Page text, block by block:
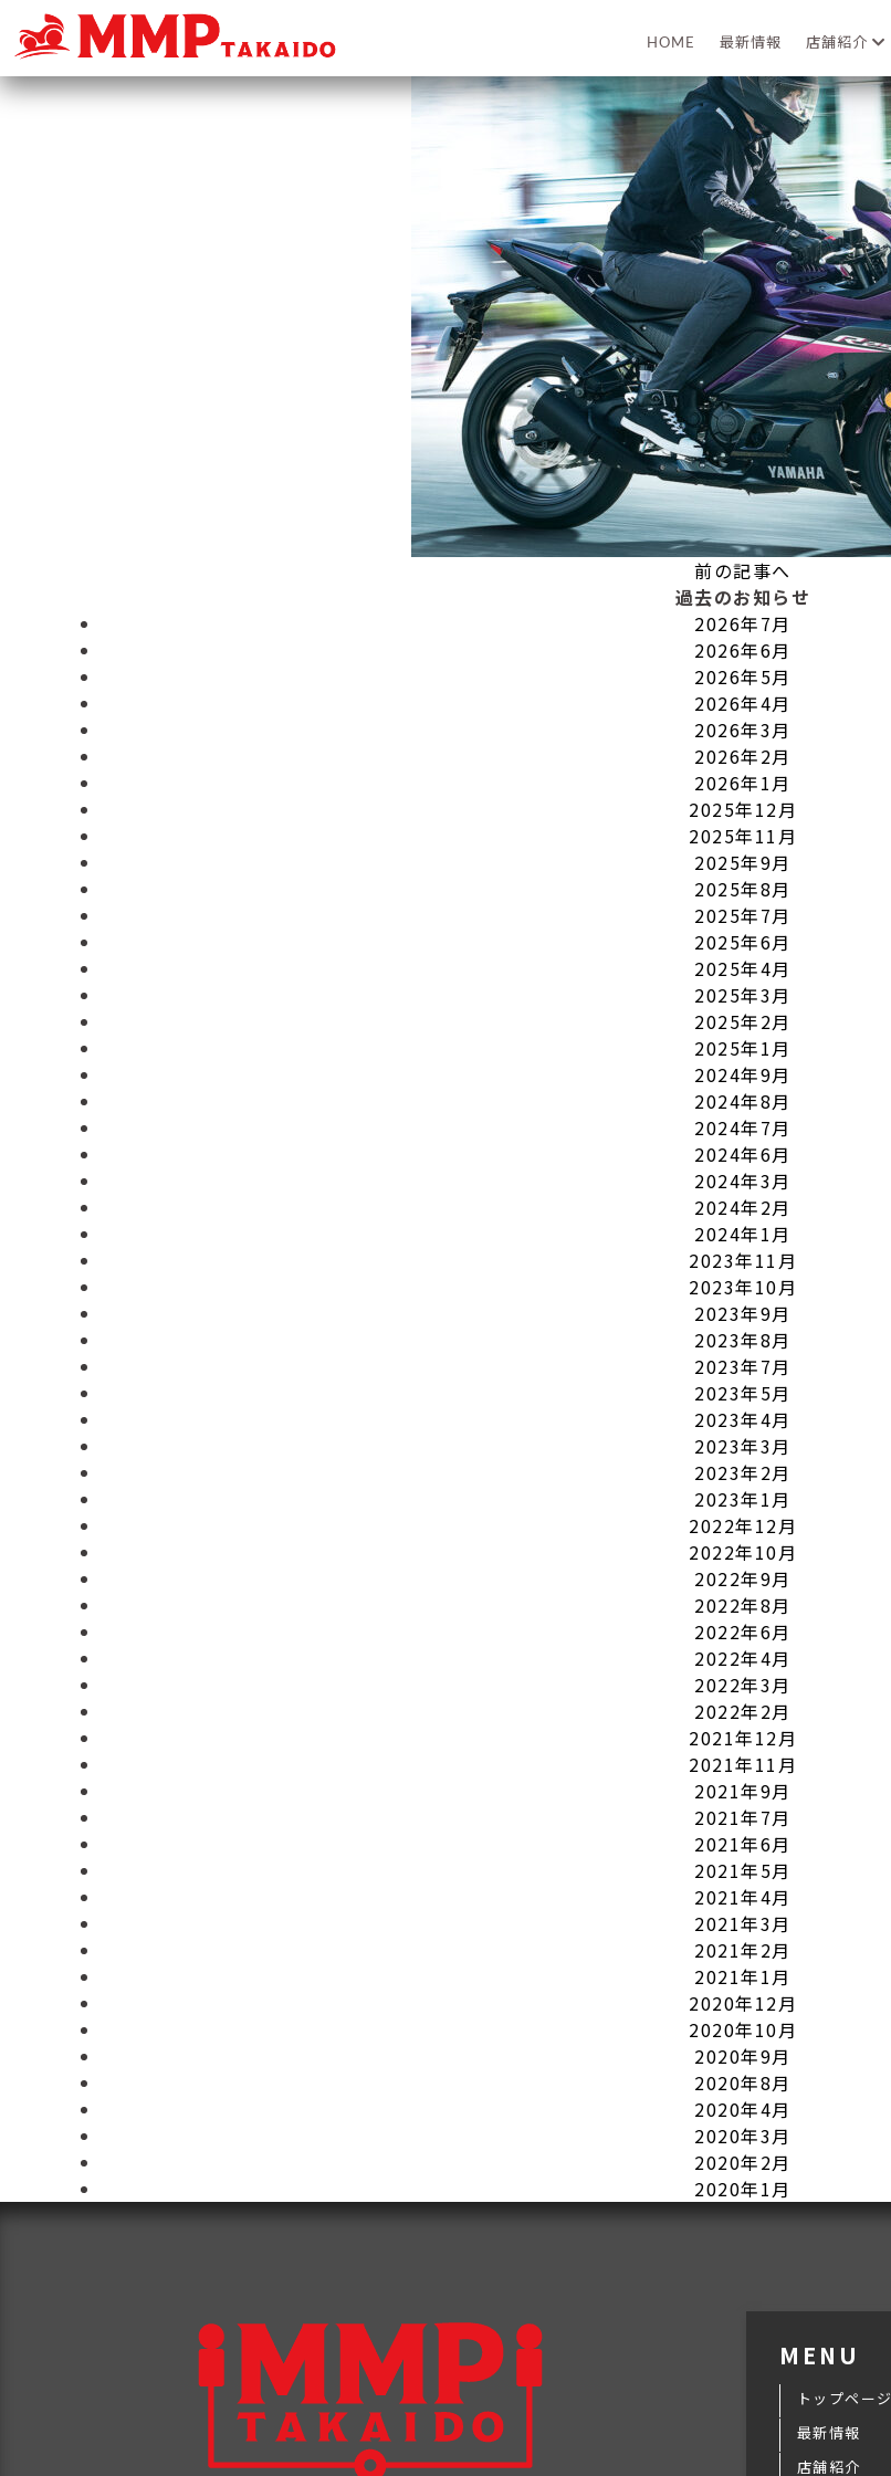
HOME 最新情報 店舗紹介
前の記事へ
過去のお知らせ
2026年7月
2026年6月
2026年5月
2026年4月
2026年3月
2026年2月
2026年1月
2025年12月
2025年11月
2025年9月
2025年8月
2025年7月
2025年6月
2025年4月
2025年3月
2025年2月
2025年1月
2024年9月
2024年8月
2024年7月
2024年6月
2024年3月
2024年2月
2024年1月
2023年11月
2023年10月
2023年9月
2023年8月
2023年7月
2023年5月
2023年4月
2023年3月
2023年2月
2023年1月
2022年12月
2022年10月
2022年9月
2022年8月
2022年6月
2022年4月
2022年3月
2022年2月
2021年12月
2021年11月
2021年9月
2021年7月
2021年6月
2021年5月
2021年4月
2021年3月
2021年2月
2021年1月
2020年12月
2020年10月
2020年9月
2020年8月
2020年4月
2020年3月
2020年2月
2020年1月
MENU
トップページ
最新情報
店舗紹介